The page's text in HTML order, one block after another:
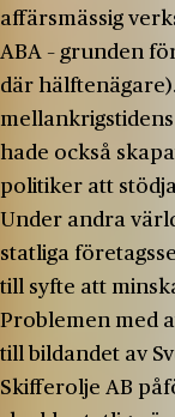
affärsmässig
ABA – grunden
där
hade också
politiker att
Under andra
statliga
till syfte att
Problemen med
till bildandet av
Skifferolje AB